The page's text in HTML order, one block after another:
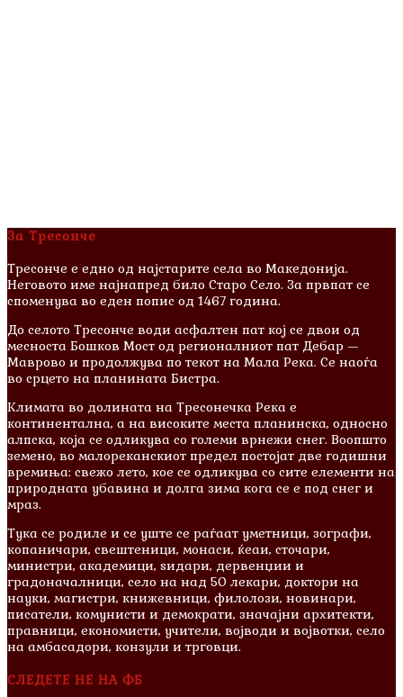
За Тресонче
Тресонче е едно од најстарите села во Македонија.
Неговото име најнапред било Старо Село. За првпат се
споменува во еден попис од 1467 година.
До селото Тресонче води асфалтен пат кој се двои од
месноста Бошков Мост од регионалниот пат Дебар —
Маврово и продолжува по текот на Мала Река. Се наоѓа
во срцето на планината Бистра.
Климата во долината на Тресонечка Река е
континентална, а на високите места планинска, односно
алпска, која се одликува со големи врнежи снег. Воопшто
земено, во малореканскиот предел постојат две годишни
времиња: свежо лето, кое се одликува со сите елементи на
природната убавина и долга зима кога се е под снег и
мраз.
Тука се родиле и сe уште се раѓаат уметници, зографи,
копаничари, свештеници, монаси, ќеаи, сточари,
министри, академици, ѕидари, дервенџии и
градоначалници, село на над 50 лекари, доктори на
науки, магистри, книжевници, филолози, новинари,
писатели, комунисти и демократи, значајни архитекти,
правници, економисти, учители, војводи и војвотки, село
на амбасадори, конзули и трговци.
СЛЕДЕТЕ НЕ НА ФБ